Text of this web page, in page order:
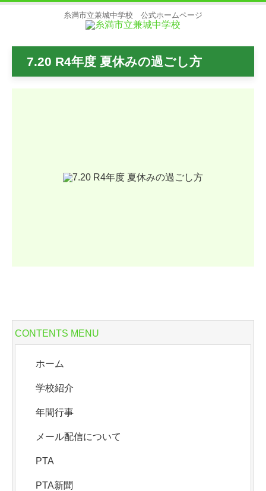
糸満市立兼城中学校 公式ホームページ
7.20 R4年度 夏休みの過ごし方
CONTENTS MENU
ホーム
学校紹介
年間行事
メール配信について
PTA
PTA新聞